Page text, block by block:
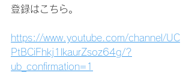
登録はこちら。
https://www.youtube.com/channel/UC
PtBCiFhkj1lkaurZsoz64g/?
ub_confirmation=1